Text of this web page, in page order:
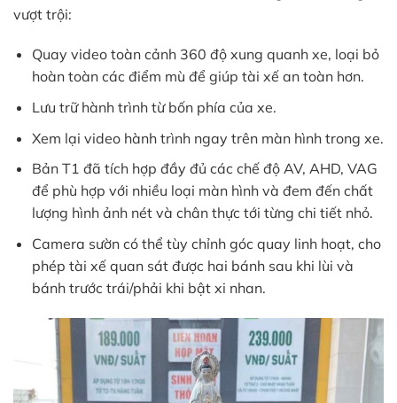
vượt trội:
Quay video toàn cảnh 360 độ xung quanh xe, loại bỏ
hoàn toàn các điểm mù để giúp tài xế an toàn hơn.
Lưu trữ hành trình từ bốn phía của xe.
Xem lại video hành trình ngay trên màn hình trong xe.
Bản T1 đã tích hợp đầy đủ các chế độ AV, AHD, VAG
để phù hợp với nhiều loại màn hình và đem đến chất
lượng hình ảnh nét và chân thực tới từng chi tiết nhỏ.
Camera sườn có thể tùy chỉnh góc quay linh hoạt, cho
phép tài xế quan sát được hai bánh sau khi lùi và
bánh trước trái/phải khi bật xi nhan.